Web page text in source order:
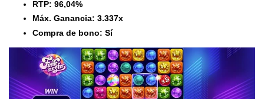
RTP: 96,04%
Máx. Ganancia: 3.337x
Compra de bono: Sí